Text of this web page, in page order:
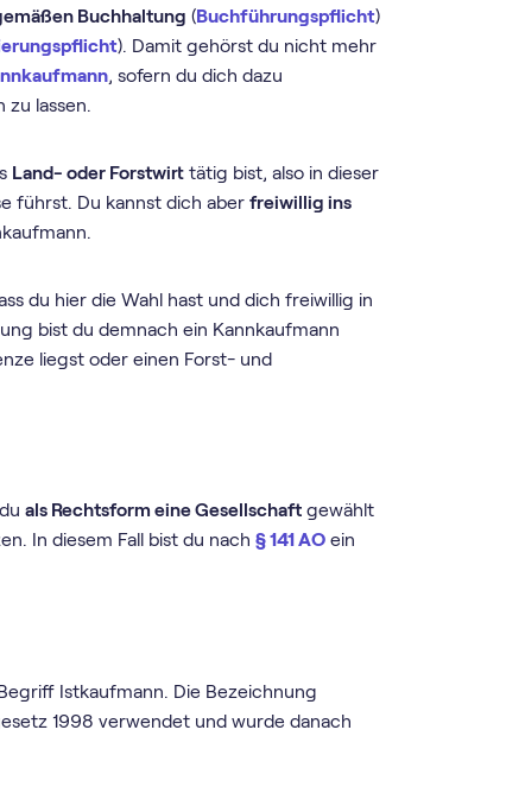
Buchhaltung (Buchführungspflicht)
). Damit gehörst du nicht mehr
, sofern du dich dazu
zu lassen.
Land- oder Forstwirt tätig bist, also in dieser
führst. Du kannst dich aberfreiwillig ins
du hier die Wahl hast und dich freiwillig in
bist du demnach ein Kannkaufmann
liegst oder einen Forst- und
duals Rechtsform eine Gesellschaft gewählt
In diesem Fall bist du nach§ 141 AO ein
Istkaufmann. Die Bezeichnung
1998 verwendet und wurde danach